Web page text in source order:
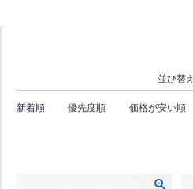
並び替え
新着順 優先度順 価格が安い順